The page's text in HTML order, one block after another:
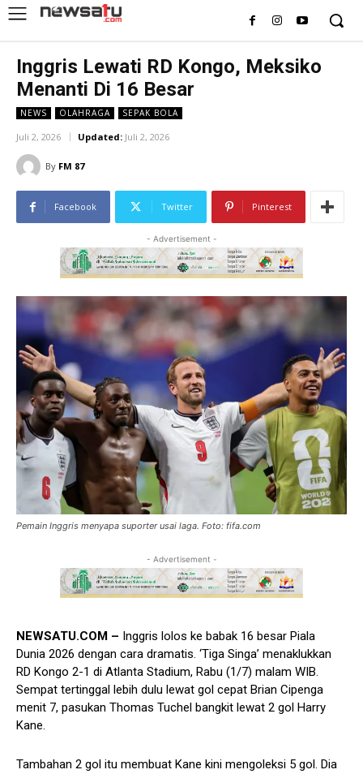
Inggris Lewati RD Kongo, Meksiko
Menanti Di 16 Besar
NEWS OLAHRAGA SEPAK BOLA
Juli 2, 2026 Updated: Juli 2, 2026
By FM 87
Facebook Twitter Pinterest
- Advertisement -
Pemain Inggris menyapa suporter usai laga. Foto: fifa.com
- Advertisement -
NEWSATU.COM – Inggris lolos ke babak 16 besar Piala
Dunia 2026 dengan cara dramatis. ‘Tiga Singa’ menaklukkan
RD Kongo 2-1 di Atlanta Stadium, Rabu (1/7) malam WIB.
Sempat tertinggal lebih dulu lewat gol cepat Brian Cipenga
menit 7, pasukan Thomas Tuchel bangkit lewat 2 gol Harry
Kane.
Tambahan 2 gol itu membuat Kane kini mengoleksi 5 gol. Dia